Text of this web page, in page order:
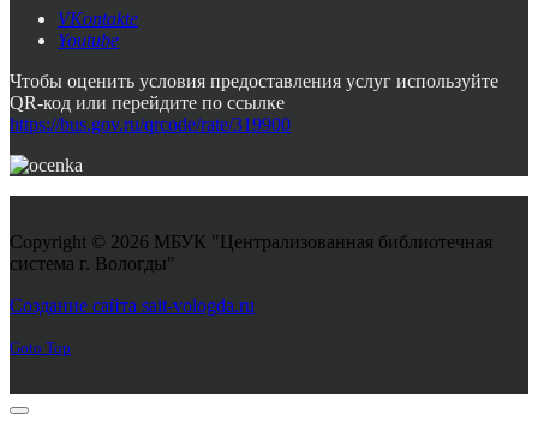
VKontakte
Youtube
Чтобы оценить условия предоставления услуг используйте
QR-код или перейдите по ссылке
https://bus.gov.ru/qrcode/rate/319900
Copyright © 2026 МБУК "Централизованная библиотечная
система г. Вологды"
Создание сайта sait-vologda.ru
Goto Top